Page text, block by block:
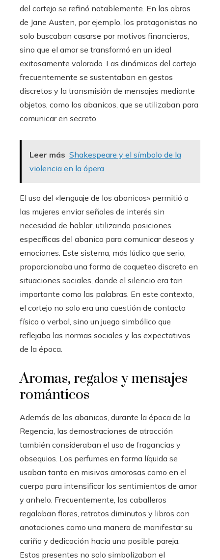
del cortejo se refinó notablemente. En las obras
de Jane Austen, por ejemplo, los protagonistas no
solo buscaban casarse por motivos financieros,
sino que el amor se transformó en un ideal
exitosamente valorado. Las dinámicas del cortejo
frecuentemente se sustentaban en gestos
discretos y la transmisión de mensajes mediante
objetos, como los abanicos, que se utilizaban para
comunicar en secreto.
Leer más Shakespeare y el símbolo de la
violencia en la ópera
El uso del «lenguaje de los abanicos» permitió a
las mujeres enviar señales de interés sin
necesidad de hablar, utilizando posiciones
específicas del abanico para comunicar deseos y
emociones. Este sistema, más lúdico que serio,
proporcionaba una forma de coqueteo discreto en
situaciones sociales, donde el silencio era tan
importante como las palabras. En este contexto,
el cortejo no solo era una cuestión de contacto
físico o verbal, sino un juego simbólico que
reflejaba las normas sociales y las expectativas
de la época.
Aromas, regalos y mensajes
románticos
Además de los abanicos, durante la época de la
Regencia, las demostraciones de atracción
también consideraban el uso de fragancias y
obsequios. Los perfumes en forma líquida se
usaban tanto en misivas amorosas como en el
cuerpo para intensificar los sentimientos de amor
y anhelo. Frecuentemente, los caballeros
regalaban flores, retratos diminutos y libros con
anotaciones como una manera de manifestar su
cariño y dedicación hacia una posible pareja.
Estos presentes no solo simbolizaban el